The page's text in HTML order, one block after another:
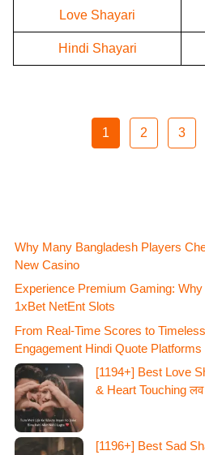
Love Shayari
Hindi Shayari
1 2 3
Why Many Bangladesh Players
New Casino
Experience Premium Gaming:
1xBet NetEnt Slots
From Real-Time Scores to
Engagement Hindi Quote Platforms
[1194+] Best Love
& Heart Touching लव
[1196+] Best Sad